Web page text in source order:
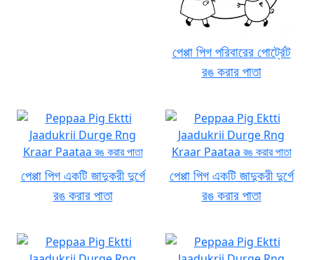
পেপ্পা পিগ পরিবারের পোর্ট্রেট
রঙ করার পাতা
পেপ্পা পিগ একটি জাদুকরী দুর্গে
রঙ করার পাতা
পেপ্পা পিগ একটি জাদুকরী দুর্গে
রঙ করার পাতা